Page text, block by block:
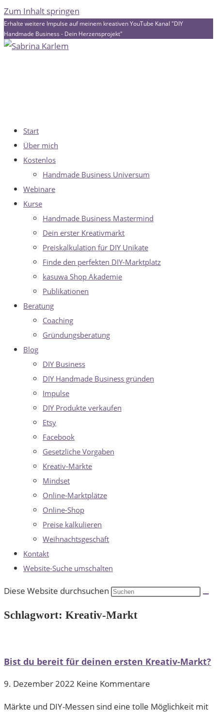
Zum Inhalt springen
Erhalte weitere Impulse auf meinem kreativen YouTube Kanal "DIY
Handmade Business - Dein Herzensprojekt"
Start
Über mich
Kostenlos
Handmade Business Universum
Webinare
Kurse
Handmade Business Mastermind
Dein erster Kreativmarkt
Preiskalkulation für DIY Unikate
Finde den perfekten DIY-Marktplatz
kasuwa Shop Akademie
Publikationen
Beratung
Coaching
Gründungsberatung
Blog
DIY Business
DIY Handmade Business gründen
Impulse
DIY Produkte verkaufen
Etsy
Facebook
Gesetzliche Vorgaben
Kreativ-Märkte
Mindset
Online-Marktplätze
Online-Shop
Preise kalkulieren
Weihnachtsgeschäft
Kontakt
Website-Suche umschalten
Diese Website durchsuchen
Schlagwort: Kreativ-Markt
Bist du bereit für deinen ersten Kreativ-Markt?
9. Dezember 2022 Keine Kommentare
Märkte und DIY-Messen sind eine tolle Möglichkeit mit